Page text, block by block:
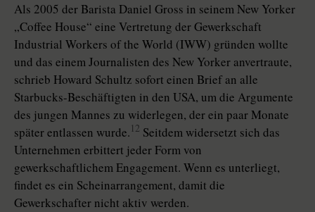
Als 2005 der Barista Daniel Gross in seinem New Yorker
„Coffee House“ eine Vertretung der Gewerkschaft
Industrial Workers of the World (IWW) gründen wollte
und das einem Journalisten des New Yorker anvertraute,
schrieb Howard Schultz sofort einen Brief an alle
Starbucks-Beschäftigten in den USA, um die Argumente
des jungen Mannes zu widerlegen, der ein paar Monate
später entlassen wurde. 12 Seitdem widersetzt sich das
Unternehmen erbittert jeder Form von
gewerkschaftlichem Engagement. Wenn es unterliegt,
findet es ein Scheinarrangement, damit die
Gewerkschafter nicht aktiv werden.